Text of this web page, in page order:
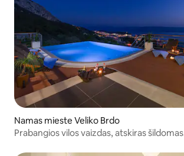
Namas mieste Veliko Brdo
Prabangios vilos vaizdas, atskiras šildomas